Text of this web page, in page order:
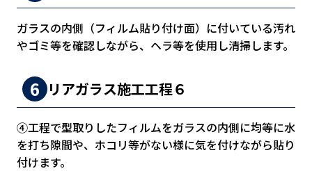
ガラスの内側（フィルム貼り付け面）に付いている汚れ
やゴミ等を確認しながら、ヘラ等を使用し清掃します。
リアガラス施工工程６
④工程で型取りしたフィルムをガラスの内側に均等に水
を打ち隙間や、ホコリ等がない様に気を付けながら貼り
付けます。